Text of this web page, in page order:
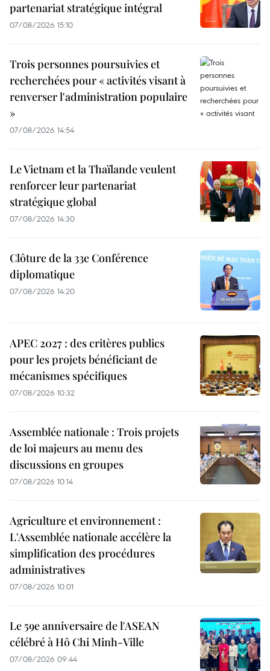
partenariat stratégique intégral
07/08/2026 15:10
Trois personnes poursuivies et
recherchées pour « activités visant à
renverser l'administration populaire
»
07/08/2026 14:54
Le Vietnam et la Thaïlande veulent
renforcer leur partenariat
stratégique global
07/08/2026 14:30
Clôture de la 33e Conférence
diplomatique
07/08/2026 14:20
APEC 2027 : des critères publics
pour les projets bénéficiant de
mécanismes spécifiques
07/08/2026 10:32
Assemblée nationale : Trois projets
de loi majeurs au menu des
discussions en groupes
07/08/2026 10:14
Agriculture et environnement :
L'Assemblée nationale accélère la
simplification des procédures
administratives
07/08/2026 10:01
Le 59e anniversaire de l'ASEAN
célébré à Hô Chi Minh-Ville
07/08/2026 09:44